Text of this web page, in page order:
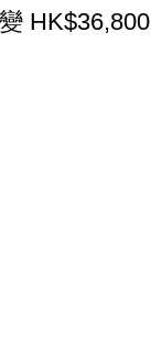
HK$36,800